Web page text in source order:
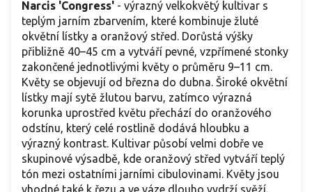
Narcis 'Congress' - výrazný velkokvětý kultivar s
teplým jarním zbarvením, které kombinuje žluté
okvětní lístky a oranžový střed. Dorůstá výšky
přibližně 40–45 cm a vytváří pevné, vzpřímené stonky
zakončené jednotlivými květy o průměru 9–11 cm.
Květy se objevují od března do dubna. Široké okvětní
lístky mají sytě žlutou barvu, zatímco výrazná
korunka uprostřed květu přechází do oranžového
odstínu, který celé rostlině dodává hloubku a
výrazný kontrast. Kultivar působí velmi dobře ve
skupinové výsadbě, kde oranžový střed vytváří teplý
tón mezi ostatními jarními cibulovinami. Květy jsou
vhodné také k řezu a ve váze dlouho vydrží svěží.